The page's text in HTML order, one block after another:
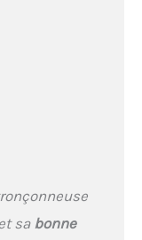
sa bonne